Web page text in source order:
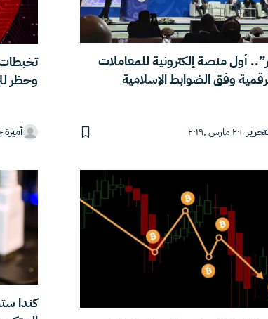
أول منصة إلكترونية للمعاملات
وفق الضوابط الإسلامية
٢٠ مارس ,٢٠١٩
وحظر
كندا